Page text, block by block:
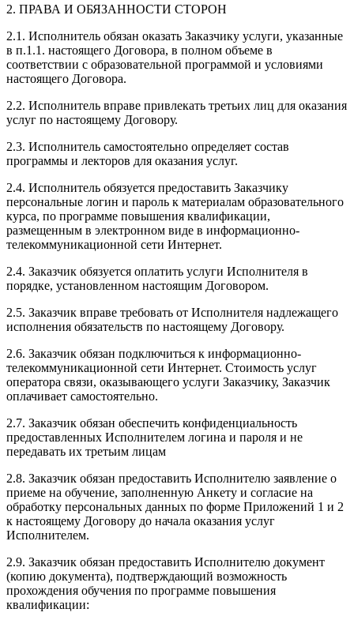
2. ПРАВА И ОБЯЗАННОСТИ СТОРОН
2.1. Исполнитель обязан оказать Заказчику услуги, указанные
в п.1.1. настоящего Договора, в полном объеме в
соответствии с образовательной программой и условиями
настоящего Договора.
2.2. Исполнитель вправе привлекать третьих лиц для оказания
услуг по настоящему Договору.
2.3. Исполнитель самостоятельно определяет состав
программы и лекторов для оказания услуг.
2.4. Исполнитель обязуется предоставить Заказчику
персональные логин и пароль к материалам образовательного
курса, по программе повышения квалификации,
размещенным в электронном виде в информационно-
телекоммуникационной сети Интернет.
2.4. Заказчик обязуется оплатить услуги Исполнителя в
порядке, установленном настоящим Договором.
2.5. Заказчик вправе требовать от Исполнителя надлежащего
исполнения обязательств по настоящему Договору.
2.6. Заказчик обязан подключиться к информационно-
телекоммуникационной сети Интернет. Стоимость услуг
оператора связи, оказывающего услуги Заказчику, Заказчик
оплачивает самостоятельно.
2.7. Заказчик обязан обеспечить конфиденциальность
предоставленных Исполнителем логина и пароля и не
передавать их третьим лицам
2.8. Заказчик обязан предоставить Исполнителю заявление о
приеме на обучение, заполненную Анкету и согласие на
обработку персональных данных по форме Приложений 1 и 2
к настоящему Договору до начала оказания услуг
Исполнителем.
2.9. Заказчик обязан предоставить Исполнителю документ
(копию документа), подтверждающий возможность
прохождения обучения по программе повышения
квалификации: